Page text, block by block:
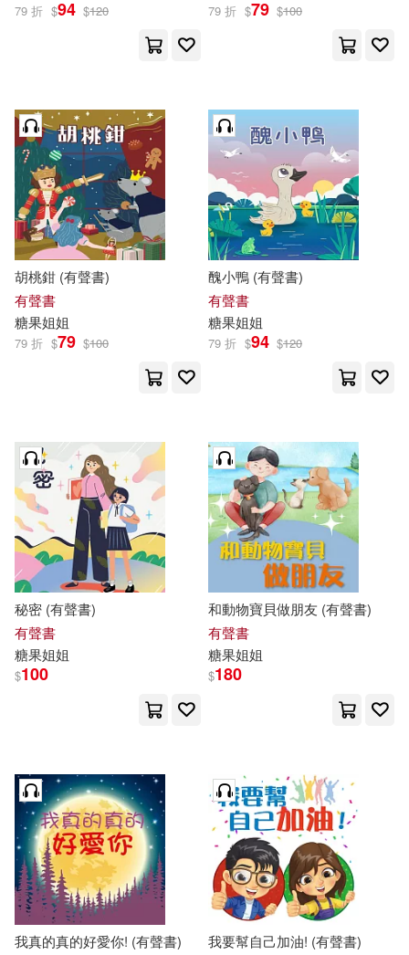
79 折 $94 $120 79 折 $79 $100
胡桃鉗 (有聲書)
有聲書
糖果姐姐
79 折 $79 $100
醜小鴨 (有聲書)
有聲書
糖果姐姐
79 折 $94 $120
秘密 (有聲書)
有聲書
糖果姐姐
$100
和動物寶貝做朋友 (有聲書)
有聲書
糖果姐姐
$180
我真的真的好愛你! (有聲書)
我要幫自己加油! (有聲書)